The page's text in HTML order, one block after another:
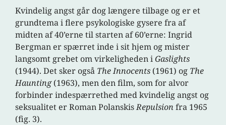
Kvindelig angst går dog længere tilbage og er et
grundtema i flere psykologiske gysere fra af
midten af 40’erne til starten af 60’erne: Ingrid
Bergman er spærret inde i sit hjem og mister
langsomt grebet om virkeligheden iGaslights
(1944). Det sker også The Innocents (1961) og The
Haunting(1963), men den film, som for alvor
forbinder indespærrethed med kvindelig angst og
seksualitet er Roman PolanskisRepulsionfra 1965
(fig. 3).